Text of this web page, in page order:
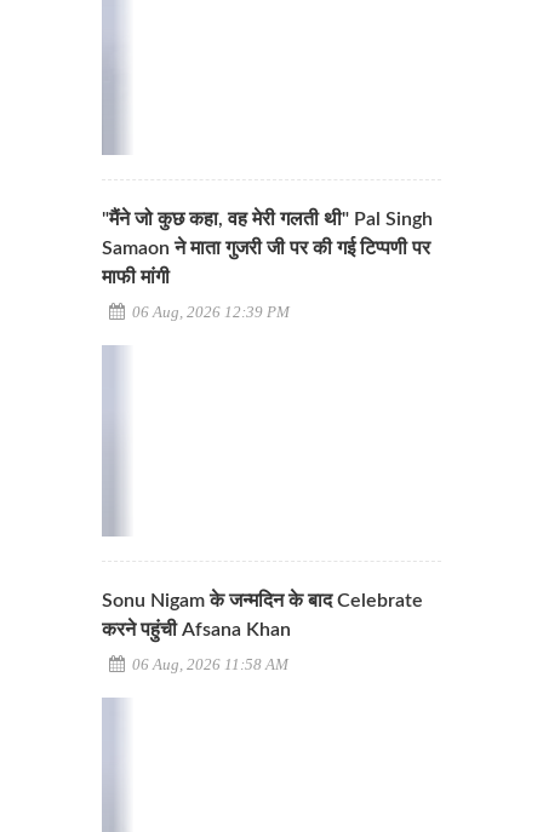
"मैंने जो कुछ कहा, वह मेरी गलती थी" Pal Singh
Samaon ने माता गुजरी जी पर की गई टिप्पणी पर
माफी मांगी
06 Aug, 2026 12:39 PM
Sonu Nigam के जन्मदिन के बाद Celebrate
करने पहुंची Afsana Khan
06 Aug, 2026 11:58 AM